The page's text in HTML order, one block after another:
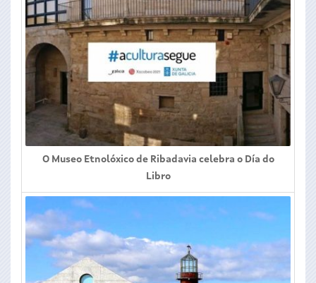
O Museo Etnolóxico de Ribadavia celebra o Día do
Libro